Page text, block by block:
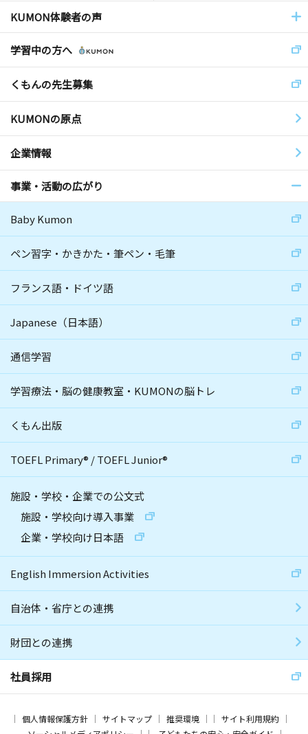
KUMON体験者の声
学習中の方へ
くもんの先生募集
KUMONの原点
企業情報
事業・活動の広がり
Baby Kumon
ペン習字・かきかた・筆ペン・毛筆
フランス語・ドイツ語
Japanese（日本語）
通信学習
学習療法・脳の健康教室・KUMONの脳トレ
くもん出版
TOEFL Primary® /TOEFL Junior®
施設・学校・企業での公文式
施設・学校向け導入事業
企業・学校向け日本語
English Immersion Activities
自治体・省庁との連携
財団との連携
社員採用
個人情報保護方針 サイトマップ 推奨環境
サイト利用規約